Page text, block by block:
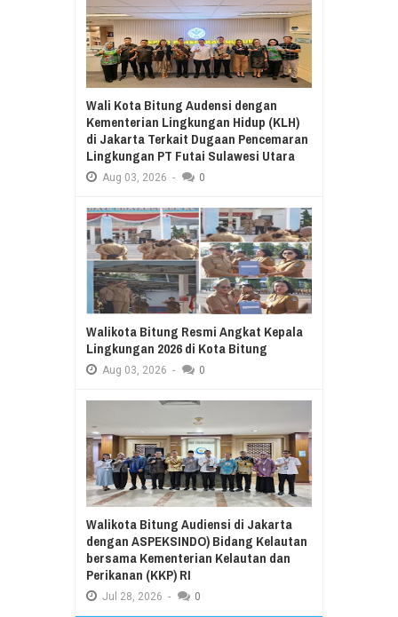
Wali Kota Bitung Audensi dengan
Kementerian Lingkungan Hidup (KLH)
di Jakarta Terkait Dugaan Pencemaran
Lingkungan PT Futai Sulawesi Utara
Aug 03, 2026 - 0
Walikota Bitung Resmi Angkat Kepala
Lingkungan 2026 di Kota Bitung
Aug 03, 2026 - 0
Walikota Bitung Audiensi di Jakarta
dengan ASPEKSINDO) Bidang Kelautan
bersama Kementerian Kelautan dan
Perikanan (KKP) RI
Jul 28, 2026 - 0